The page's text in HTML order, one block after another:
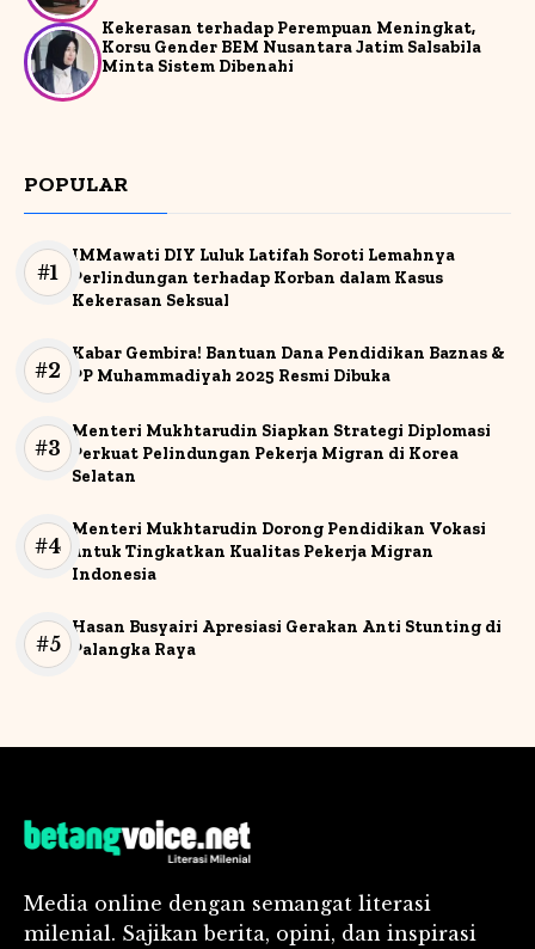
Kekerasan terhadap Perempuan Meningkat,
Korsu Gender BEM Nusantara Jatim Salsabila
Minta Sistem Dibenahi
POPULAR
IMMawati DIY Luluk Latifah Soroti Lemahnya
Perlindungan terhadap Korban dalam Kasus
Kekerasan Seksual
Kabar Gembira! Bantuan Dana Pendidikan Baznas &
PP Muhammadiyah 2025 Resmi Dibuka
Menteri Mukhtarudin Siapkan Strategi Diplomasi
Perkuat Pelindungan Pekerja Migran di Korea
Selatan
Menteri Mukhtarudin Dorong Pendidikan Vokasi
untuk Tingkatkan Kualitas Pekerja Migran
Indonesia
Hasan Busyairi Apresiasi Gerakan Anti Stunting di
Palangka Raya
Media online dengan semangat literasi
milenial. Sajikan berita, opini, dan inspirasi